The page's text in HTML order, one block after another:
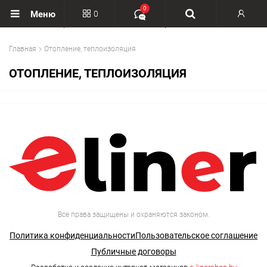
Меню 0
0
Главная Отопление, теплоизоляция
ОТОПЛЕНИЕ, ТЕПЛОИЗОЛЯЦИЯ
Все права защищены и охраняются законом.
Политика конфиденциальностиПользовательское соглашение
Публичные договоры